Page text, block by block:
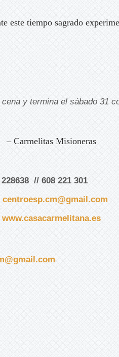
este tiempo sagrado
y termina el sábado 31
– Carmelitas Misioneras
// 608 221 301
centroesp.cm@gmail.com
www.casacarmelitana.es